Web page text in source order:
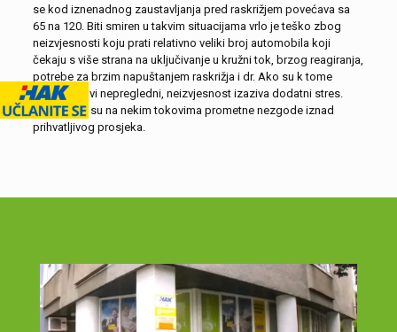
se kod iznenadnog zaustavljanja pred raskrižjem povećava sa
65 na 120. Biti smiren u takvim situacijama vrlo je teško zbog
neizvjesnosti koju prati relativno veliki broj automobila koji
čekaju s više strana na uključivanje u kružni tok, brzog reagiranja,
potrebe za brzim napuštanjem raskrižja i dr. Ako su k tome
kružni tokovi nepregledni, neizvjesnost izaziva dodatni stres.
Zbog toga su na nekim tokovima prometne nezgode iznad
prihvatljivog prosjeka.